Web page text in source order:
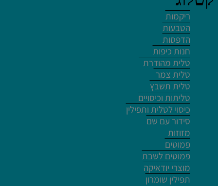
ריקמות
הטבעות
הדפסות
חנות כיפות
טלית מהודרת
טלית צמר
טלית תשבץ
טליתות וכיסויים
כיסוי לטלית ותפילין
סידור עם שם
מזוזות
פמוטים
פמוטים לשבת
מוצרי יודאיקה
תפילין שומרון
לחץ פעמיים לעריכת הטקסט
לחץ פעמיים לעריכת הטקסט
לחץ כאן
לחץ פעמיים לעריכת הטקסט
לחץ פעמיים לעריכת הטקסט